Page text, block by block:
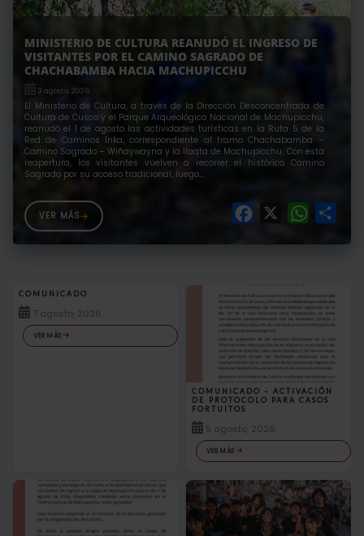
MINISTERIO DE CULTURA REANUDÓ EL INGRESO DE
VISITANTES POR EL CAMINO SAGRADO DE
CHACHABAMBA HACIA MACHUPICCHU
3 agosto, 2026
El Ministerio de Cultura, a través de la Dirección Desconcentrada de
Cultura de Cusco y el Parque Arqueológico Nacional de Machupicchu,
reanudó el 1 de agosto las actividades turísticas en la Ruta 5 de la
Red de Caminos Inka, correspondiente al tramo Chachabamba –
Camino Sagrado – Wiñaywayna y la llaqta de Machupicchu. Con esta
reapertura, los visitantes vuelven a recorrer el histórico Camino
Sagrado por su acceso tradicional, luego...
VER MÁS
b
o
o
k
W
s
A
p
p
COMUNICADO
7 agosto, 2026
VER MÁS
COMUNICADO – ACTIVACIÓN
DE PROTOCOLO PARA CASOS
FORTUITOS
5 agosto, 2026
VER MÁS